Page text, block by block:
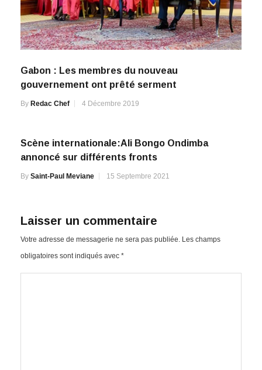
Gabon : Les membres du nouveau
gouvernement ont prêté serment
By Redac Chef 4 Décembre 2019
Scène internationale:Ali Bongo Ondimba
annoncé sur différents fronts
By Saint-Paul Meviane 15 Septembre 2021
Laisser un commentaire
Votre adresse de messagerie ne sera pas publiée. Les champs
obligatoires sont indiqués avec *